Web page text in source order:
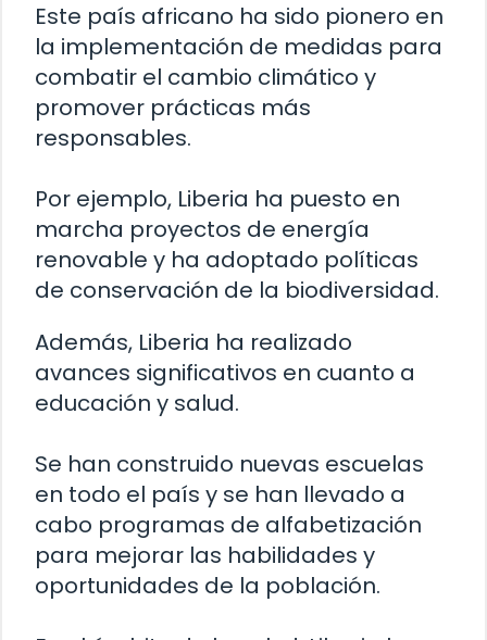
Este país africano ha sido pionero en
la implementación de medidas para
combatir el cambio climático y
promover prácticas más
responsables.
Por ejemplo, Liberia ha puesto en
marcha proyectos de energía
renovable y ha adoptado políticas
de conservación de la biodiversidad.
Además, Liberia ha realizado
avances significativos en cuanto a
educación y salud.
Se han construido nuevas escuelas
en todo el país y se han llevado a
cabo programas de alfabetización
para mejorar las habilidades y
oportunidades de la población.